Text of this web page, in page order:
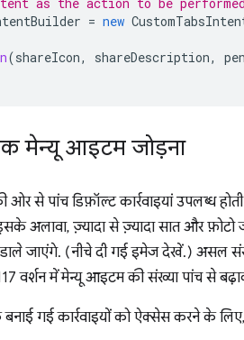
= new
(shareIcon, shareDescription,
मेन्यू आइटम जोड़ना
ओर से पांच डिफ़ॉल्ट कार्रवाइयां उपलब्ध
अलावा, ज़्यादा से ज़्यादा सात और
जाएंगे. (नीचे दी गई इमेज देखें.) असल
वर्शन में मेन्यू आइटम की संख्या पांच से
गई कार्रवाइयों को ऐक्सेस करने के